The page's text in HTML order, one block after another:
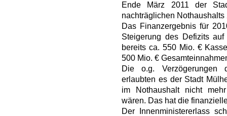
Ende März 2011 der
nachträglichen Nothaushalts
Das Finanzergebnis für
Steigerung des Defizits
bereits ca. 550 Mio. €
500 Mio. €
Die o.g. Verzögerungen
erlaubten es der Stadt
im Nothaushalt nicht
wären. Das hat die
Der Innenministererlass